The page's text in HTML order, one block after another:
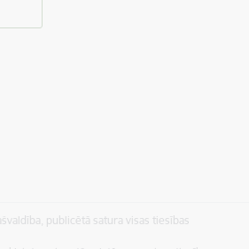
publicētā satura visas tiesības